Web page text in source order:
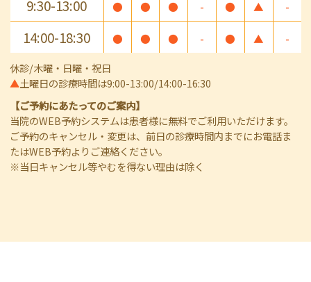
9:30-13:00 ● ● ● - ● ▲ -
14:00-18:30 ● ● ● - ● ▲ -
休診/木曜・日曜・祝日
▲土曜日の診療時間は9:00-13:00/14:00-16:30
【ご予約にあたってのご案内】
当院のWEB予約システムは患者様に無料でご利用いただけます。
ご予約のキャンセル・変更は、前日の診療時間内までにお電話ま
たはWEB予約よりご連絡ください。
※当日キャンセル等やむを得ない理由は除く